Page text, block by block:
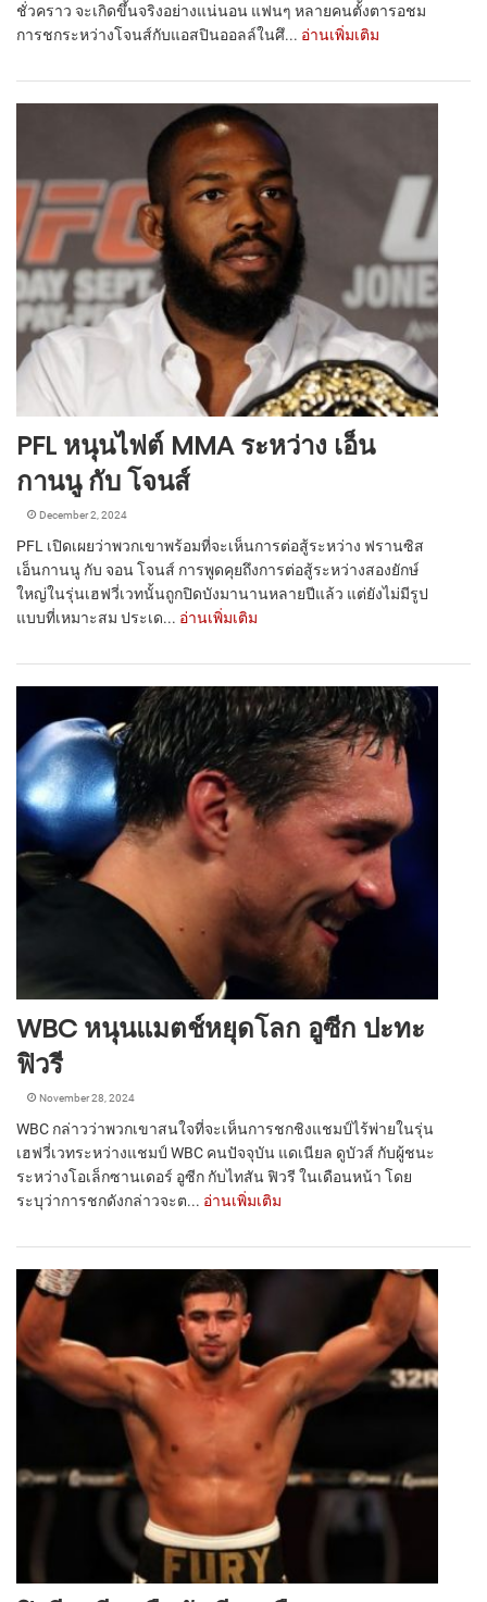
ชั่วคราว จะเกิดขึ้นจริงอย่างแน่นอน แฟนๆ หลายคนตั้งตารอชม
การชกระหว่างโจนส์กับแอสปินออลล์ในศึ... อ่านเพิ่มเติม
PFL หนุนไฟต์ MMA ระหว่าง เอ็น
กานนู กับ โจนส์
December 2, 2024
PFL เปิดเผยว่าพวกเขาพร้อมที่จะเห็นการต่อสู้ระหว่าง ฟรานซิส
เอ็นกานนู กับ จอน โจนส์ การพูดคุยถึงการต่อสู้ระหว่างสองยักษ์
ใหญ่ในรุ่นเฮฟวี่เวทนั้นถูกปิดบังมานานหลายปีแล้ว แต่ยังไม่มีรูป
แบบที่เหมาะสม ประเด... อ่านเพิ่มเติม
WBC หนุนแมตช์หยุดโลก อูซีก ปะทะ
ฟิวรี
November 28, 2024
WBC กล่าวว่าพวกเขาสนใจที่จะเห็นการชกชิงแชมป์ไร้พ่ายในรุ่น
เฮฟวี่เวทระหว่างแชมป์ WBC คนปัจจุบัน แดเนียล ดูบัวส์ กับผู้ชนะ
ระหว่างโอเล็กซานเดอร์ อูซีก กับไทสัน ฟิวรี ในเดือนหน้า โดย
ระบุว่าการชกดังกล่าวจะต... อ่านเพิ่มเติม